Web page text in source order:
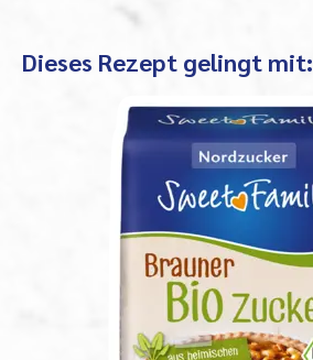
Dieses Rezept gelingt mit: